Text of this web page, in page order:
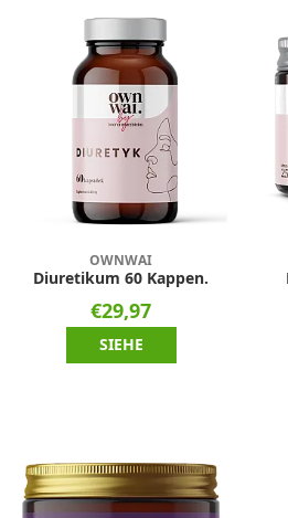
OWNWAI
Diuretikum 60 Kappen.
€29,97
SIEHE